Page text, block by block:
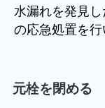
水漏れを発見
の応急処置を行
元栓を閉める